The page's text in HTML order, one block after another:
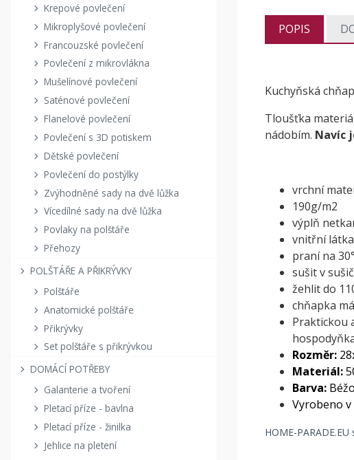
Krepové povlečení
Mikroplyšové povlečení
Francouzské povlečení
Povlečení z mikrovlákna
Mušelínové povlečení
Saténové povlečení
Flanelové povlečení
Povlečení s 3D potiskem
Dětské povlečení
Povlečení do postýlky
Zvýhodněné sady na dvě lůžka
Vícedílné sady na dvě lůžka
Povlaky na polštáře
Přehozy
POLŠTÁŘE A PŘIKRÝVKY
Polštáře
Anatomické polštáře
Přikrývky
Set polštáře s přikrývkou
DOMÁCÍ POTŘEBY
Galanterie a tvoření
Pletací příze - bavlna
Pletací příze - žinilka
Jehlice na pletení
POPIS
Kuchyňská
Tloušťka
nádobím. Navíc
vrchní
190g/m2
výplň
vnitřní
praní na
sušit v
žehlit do
chňapka
Praktickou
Rozměr:
Materiál:
Barva:
Vyrobeno v
HOME-PARADE.EU